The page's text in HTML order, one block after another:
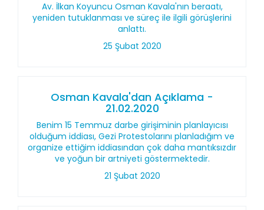
Av. İlkan Koyuncu Osman Kavala'nın beraatı,
yeniden tutuklanması ve süreç ile ilgili görüşlerini
anlattı.
25 Şubat 2020
Osman Kavala'dan Açıklama -
21.02.2020
Benim 15 Temmuz darbe girişiminin planlayıcısı
olduğum iddiası, Gezi Protestolarını planladığım ve
organize ettiğim iddiasından çok daha mantıksızdır
ve yoğun bir artniyeti göstermektedir.
21 Şubat 2020